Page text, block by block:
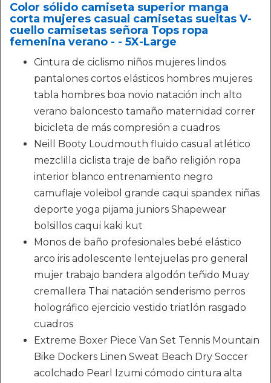
Color sólido camiseta superior manga
corta mujeres casual camisetas sueltas V-
cuello camisetas señora Tops ropa
femenina verano - - 5X-Large
Cintura de ciclismo niños mujeres lindos
pantalones cortos elásticos hombres mujeres
tabla hombres boa novio natación inch alto
verano baloncesto tamaño maternidad correr
bicicleta de más compresión a cuadros
Neill Booty Loudmouth fluido casual atlético
mezclilla ciclista traje de baño religión ropa
interior blanco entrenamiento negro
camuflaje voleibol grande caqui spandex niñas
deporte yoga pijama juniors Shapewear
bolsillos caqui kaki kut
Monos de baño profesionales bebé elástico
arco iris adolescente lentejuelas pro general
mujer trabajo bandera algodón teñido Muay
cremallera Thai natación senderismo perros
holográfico ejercicio vestido triatlón rasgado
cuadros
Extreme Boxer Piece Van Set Tennis Mountain
Bike Dockers Linen Sweat Beach Dry Soccer
acolchado Pearl Izumi cómodo cintura alta